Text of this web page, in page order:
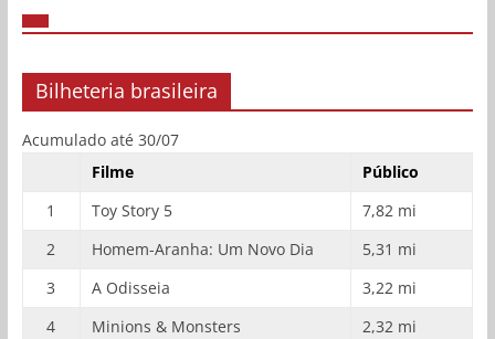
Bilheteria brasileira
Acumulado até 30/07
Filme
Público
1
Toy Story 5
7,82 mi
2
Homem-Aranha: Um Novo Dia
5,31 mi
3
A Odisseia
3,22 mi
4
Minions & Monsters
2,32 mi